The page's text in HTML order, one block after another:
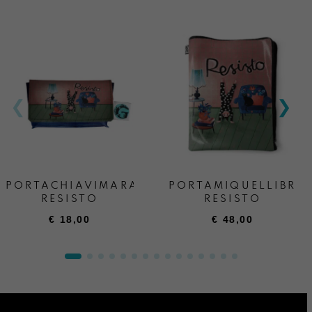
PORTACHIAVIMARA
RESISTO
€ 18,00
RESISTO
€ 48,00